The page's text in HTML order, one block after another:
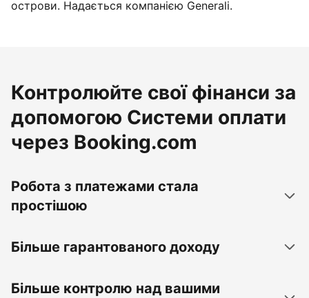
острови. Надається компанією Generali.
Контролюйте свої фінанси за
допомогою Системи оплати
через Booking.com
Робота з платежами стала
простішою
Більше гарантованого доходу
Більше контролю над вашими